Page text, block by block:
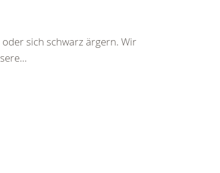
sich schwarz ärgern. Wir